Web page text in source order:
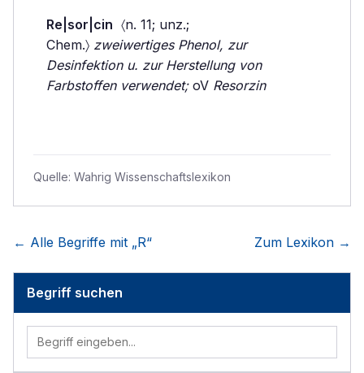
Re|sor|cin 〈n. 11; unz.;
Chem.〉 zweiwertiges Phenol, zur
Desinfektion u. zur Herstellung von
Farbstoffen verwendet;oV Resorzin
Quelle: Wahrig Wissenschaftslexikon
← Alle Begriffe mit „R“ Zum Lexikon →
Begriff suchen